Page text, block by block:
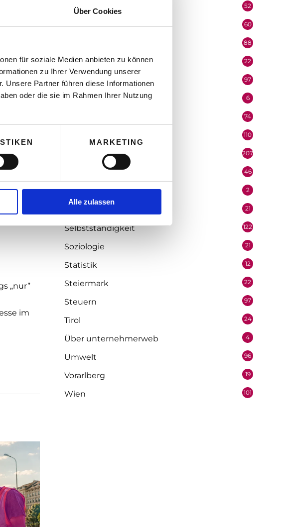
Über Cookies
für soziale Medien anbieten zu können
zu Ihrer Verwendung unserer
Unsere Partner führen diese Informationen
oder die sie im Rahmen Ihrer Nutzung
MARKETING
Alle zulassen
„nur”
im
Mitarbeiter 52
Mobilität & Logistik 60
88
Oberösterreich 22
Organisation 97
Performer 6
74
110
207
46
Redaktion 2
21
Selbstständigkeit 122
Soziologie 21
Statistik 12
Steiermark 22
Steuern 97
Tirol 24
Über unternehmerweb 4
Umwelt 96
Vorarlberg 19
Wien 101